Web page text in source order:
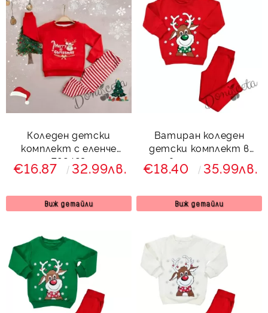
Коледен детски
комплект с еленче
792423
€16.87 32.99лв.
Виж детайли
Ватиран коледен
детски комплект в
червено с еленче и
клин с ръб 8733423
€18.40 35.99лв.
Виж детайли